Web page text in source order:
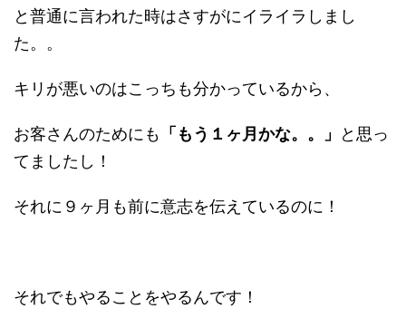
と普通に言われた時はさすがにイライラしまし
た。。
キリが悪いのはこっちも分かっているから、
お客さんのためにも 「もう１ヶ月かな。。」
と思っ
てましたし！
それに９ヶ月も前に意志を伝えているのに！
それでもやることをやるんです！